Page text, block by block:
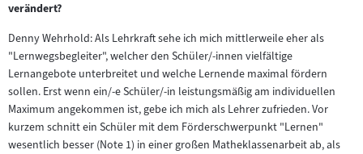
verändert?
Denny Wehrhold: Als Lehrkraft sehe ich mich mittlerweile eher als
"Lernwegsbegleiter", welcher den Schüler/-innen vielfältige
Lernangebote unterbreitet und welche Lernende maximal fördern
sollen. Erst wenn ein/-e Schüler/-in leistungsmäßig am individuellen
Maximum angekommen ist, gebe ich mich als Lehrer zufrieden. Vor
kurzem schnitt ein Schüler mit dem Förderschwerpunkt "Lernen"
wesentlich besser (Note 1) in einer großen Matheklassenarbeit ab, als